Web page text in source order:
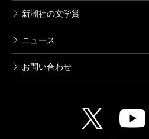
新潮社の文学賞
ニュース
お問い合わせ